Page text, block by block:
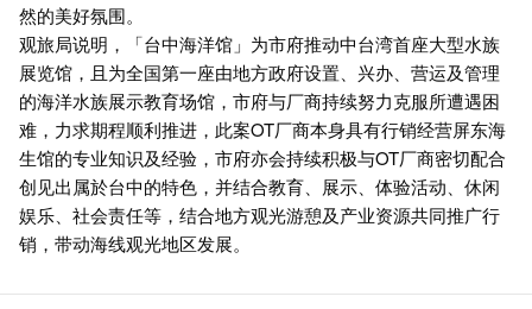
然的美好氛围。
观旅局说明，「台中海洋馆」为市府推动中台湾首座大型水族
展览馆，且为全国第一座由地方政府设置、兴办、营运及管理
的海洋水族展示教育场馆，市府与厂商持续努力克服所遭遇困
难，力求期程顺利推进，此案OT厂商本身具有行销经营屏东海
生馆的专业知识及经验，市府亦会持续积极与OT厂商密切配合
创见出属於台中的特色，并结合教育、展示、体验活动、休闲
娱乐、社会责任等，结合地方观光游憩及产业资源共同推广行
销，带动海线观光地区发展。